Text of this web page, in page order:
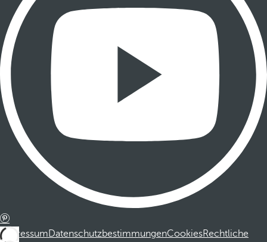
ImpressumDatenschutzbestimmungenCookiesRechtliche